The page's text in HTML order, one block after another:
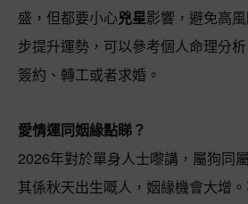
盛，但都要小心兇星影響，避免高
步提升運勢，可以參考個人命理分
簽約、轉工或者求婚。
愛情運同姻緣點睇？
2026年對於單身人士嚟講，屬狗同
其係秋天出生嘅人，姻緣機會大增